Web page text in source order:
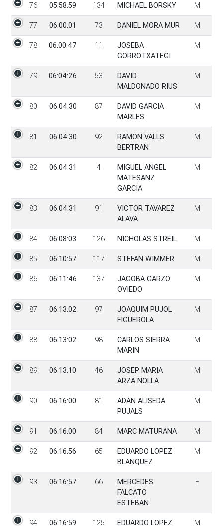
76 05:58:59 134 MICHAEL BORSKY M
77 06:00:01 73 DANIEL MORA MUR M
78 06:00:47 11
JOSEBA
GORROTXATEGI
M
79 06:04:26 53
DAVID
MALDONADO RIUS
M
80 06:04:30 87
DAVID GARCIA
MARLES
M
81 06:04:30 92
RAMON VALLS
BERTRAN
M
82 06:04:31 4
MIGUEL ANGEL
MATESANZ
GARCIA
M
83 06:04:31 91
VICTOR TAVAREZ
ALAVA
M
84 06:08:03 126 NICHOLAS STREIL M
85 06:10:57 117 STEFAN WIMMER M
86 06:11:46 137
JAGOBA GARZO
OVIEDO
M
87 06:13:02 97
JOAQUIM PUJOL
FIGUEROLA
M
88 06:13:02 98
CARLOS SIERRA
MARIN
M
89 06:13:10 46
JOSEP MARIA
ARZA NOLLA
M
90 06:16:00 81
ADAN ALISEDA
PUJALS
M
91 06:16:00 84 MARC MATURANA M
92 06:16:56 65
EDUARDO LOPEZ
BLANQUEZ
M
93 06:16:57 66
MERCEDES
FALCATO
ESTEBAN
F
94 06:16:59 125
EDUARDO LOPEZ
M